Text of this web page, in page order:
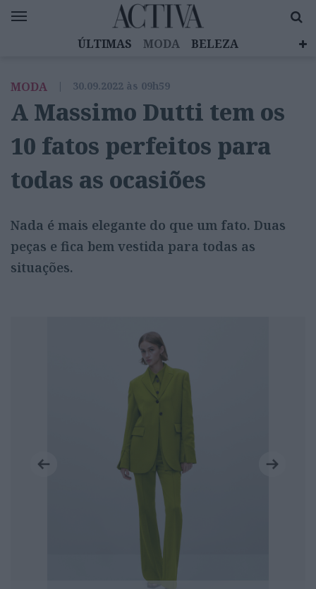
ÚLTIMAS MODA
BELEZA
EMOÇÕES
MULHERES INSPIRADORAS
DIZ QUEM SABE
ACTIVA BRAND STUDIO
MODA | 30.09.2022 às 09h59
A Massimo Dutti tem os
10 fatos perfeitos para
todas as ocasiões
Nada é mais elegante do que um fato. Duas
peças e fica bem vestida para todas as
situações.